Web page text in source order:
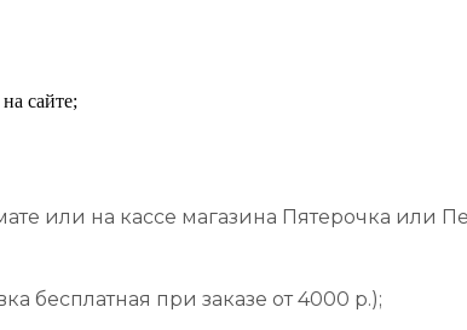
сайте;
или на кассе магазина Пятерочка или
бесплатная при заказе от 4000 р.);